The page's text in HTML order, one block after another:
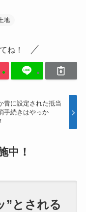
地
ね！
昔に設定された抵当
手続きはやっか
中！
”とされる